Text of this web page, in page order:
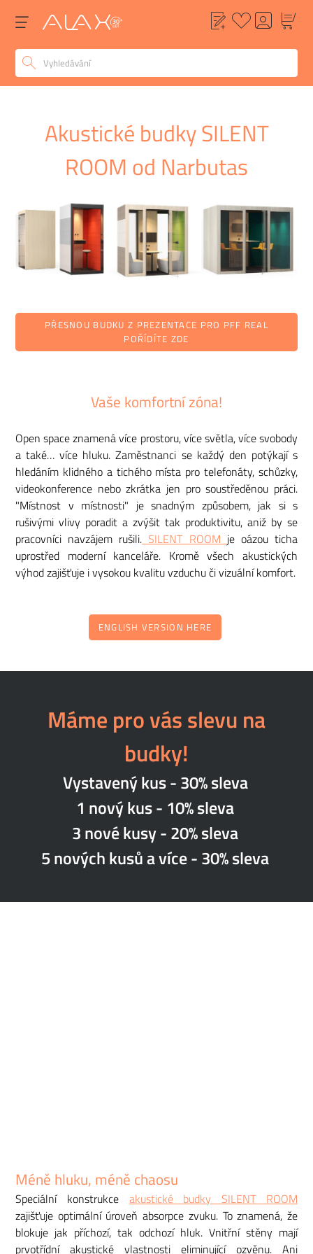
Akustické budky SILENT
ROOM od Narbutas
PŘESNOU BUDKU Z PREZENTACE PRO PFF REAL
POŘÍDÍTE ZDE
Vaše komfortní zóna!
Open space znamená více prostoru, více světla, více svobody
a také… více hluku. Zaměstnanci se každý den potýkají s
hledáním klidného a tichého místa pro telefonáty, schůzky,
videokonference nebo zkrátka jen pro soustředěnou práci.
"Místnost v místnosti" je snadným způsobem, jak si s
rušivými vlivy poradit a zvýšit tak produktivitu, aniž by se
pracovníci navzájem rušili. SILENT ROOM je oázou ticha
uprostřed moderní kanceláře. Kromě všech akustických
výhod zajišťuje i vysokou kvalitu vzduchu či vizuální komfort.
ENGLISH VERSION HERE
Máme pro vás slevu na
budky!
Vystavený kus - 30% sleva
1 nový kus - 10% sleva
3 nové kusy - 20% sleva
5 nových kusů a více - 30% sleva
Méně hluku, méně chaosu
Speciální konstrukce akustické budky SILENT ROOM
zajišťuje optimální úroveň absorpce zvuku. To znamená, že
blokuje jak příchozí, tak odchozí hluk. Vnitřní stěny mají
prvotřídní akustické vlastnosti eliminující ozvěnu. Ani